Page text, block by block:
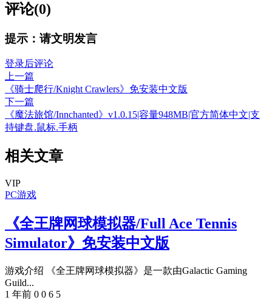
评论(0)
提示：请文明发言
登录后评论
上一篇
《骑士爬行/Knight Crawlers》免安装中文版
下一篇
《魔法旅馆/Innchanted》v1.0.15|容量948MB|官方简体中文|支
持键盘.鼠标.手柄
相关文章
VIP
PC游戏
《全王牌网球模拟器/Full Ace Tennis
Simulator》免安装中文版
游戏介绍 《全王牌网球模拟器》是一款由Galactic Gaming
Guild...
1 年前 0 0 6 5